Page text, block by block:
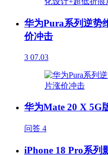
华为Pura系列逆势
价冲击
3 07.03
华为Mate 20 X 5G
问答 4
iPhone 18 Pro系列